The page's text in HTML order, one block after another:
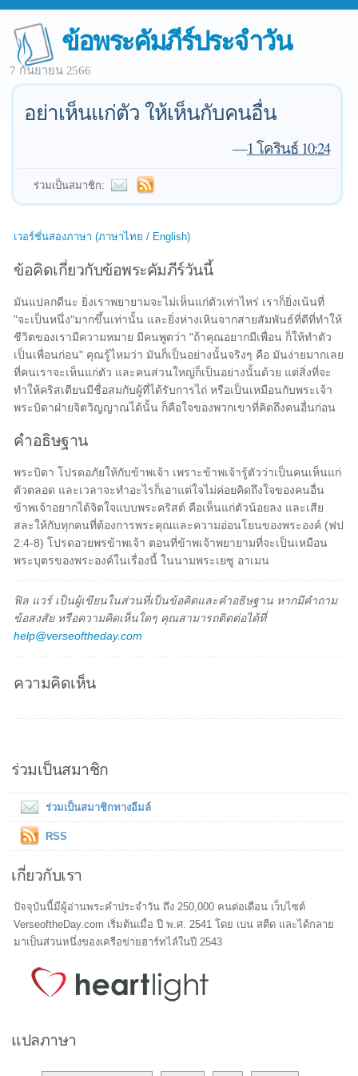
ข้อพระคัมภีร์ประจำวัน
7 กันยายน 2566
อย่าเห็นแก่ตัว ให้เห็นกับคนอื่น
—1 โครินธ์ 10:24
ร่วมเป็นสมาชิก:
เวอร์ชั่นสองภาษา (ภาษาไทย / English)
ข้อคิดเกี่ยวกับข้อพระคัมภีร์วันนี้
มันแปลกดีนะ ยิ่งเราพยายามจะไม่เห็นแก่ตัวเท่าไหร่ เราก็ยิ่งเน้นที่
"จะเป็นหนึ่ง"มากขึ้นเท่านั้น และยิ่งห่างเหินจากสายสัมพันธ์ที่ดีที่ทำให้
ชีวิตของเรามีความหมาย มีคนพูดว่า "ถ้าคุณอยากมีเพื่อน ก็ให้ทำตัว
เป็นเพื่อนก่อน" คุณรู้ไหมว่า มันก็เป็นอย่างนั้นจริงๆ คือ มันง่ายมากเลย
ที่คนเราจะเห็นแก่ตัว และคนส่วนใหญ่ก็เป็นอย่างนั้นด้วย แต่สิ่งที่จะ
ทำให้คริสเตียนมีชื่อสมกับผู้ที่ได้รับการไถ่ หรือเป็นเหมือนกับพระเจ้า
พระบิดาฝ่ายจิตวิญญาณได้นั้น ก็คือใจของพวกเขาที่คิดถึงคนอื่นก่อน
คำอธิษฐาน
พระบิดา โปรดอภัยให้กับข้าพเจ้า เพราะข้าพเจ้ารู้ตัวว่าเป็นคนเห็นแก่
ตัวตลอด และเวลาจะทำอะไรก็เอาแต่ใจไม่ค่อยคิดถึงใจของคนอื่น
ข้าพเจ้าอยากได้จิตใจแบบพระคริสต์ คือเห็นแก่ตัวน้อยลง และเสีย
สละให้กับทุกคนที่ต้องการพระคุณและความอ่อนโยนของพระองค์ (ฟป
2:4-8) โปรดอวยพรข้าพเจ้า ตอนที่ข้าพเจ้าพยายามที่จะเป็นเหมือน
พระบุตรของพระองค์ในเรื่องนี้ ในนามพระเยซู อาเมน
ฟิล แวร์ เป็นผู้เขียนในส่วนที่เป็นข้อคิดและคำอธิษฐาน หากมีคำถาม
ข้อสงสัย หรือความคิดเห็นใดๆ คุณสามารถติดต่อได้ที่
help@verseoftheday.com
ความคิดเห็น
ร่วมเป็นสมาชิก
ร่วมเป็นสมาชิกทางอีมล์
RSS
เกี่ยวกับเรา
ปัจจุบันนี้มีผู้อ่านพระคำประจำวัน ถึง 250,000 คนต่อเดือน เว็บไซต์
VerseoftheDay.com เริ่มต้นเมื่อ ปี พ.ศ. 2541 โดย เบน สตีด และได้กลาย
มาเป็นส่วนหนึ่งของเครือข่ายฮาร์ทไล์ในปี 2543
แปลภาษา